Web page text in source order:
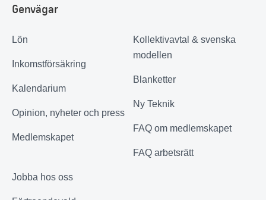
Genvägar
Lön
Inkomstförsäkring
Kalendarium
Opinion, nyheter och press
Medlemskapet
Kollektivavtal & svenska
modellen
Blanketter
Ny Teknik
FAQ om medlemskapet
FAQ arbetsrätt
Jobba hos oss